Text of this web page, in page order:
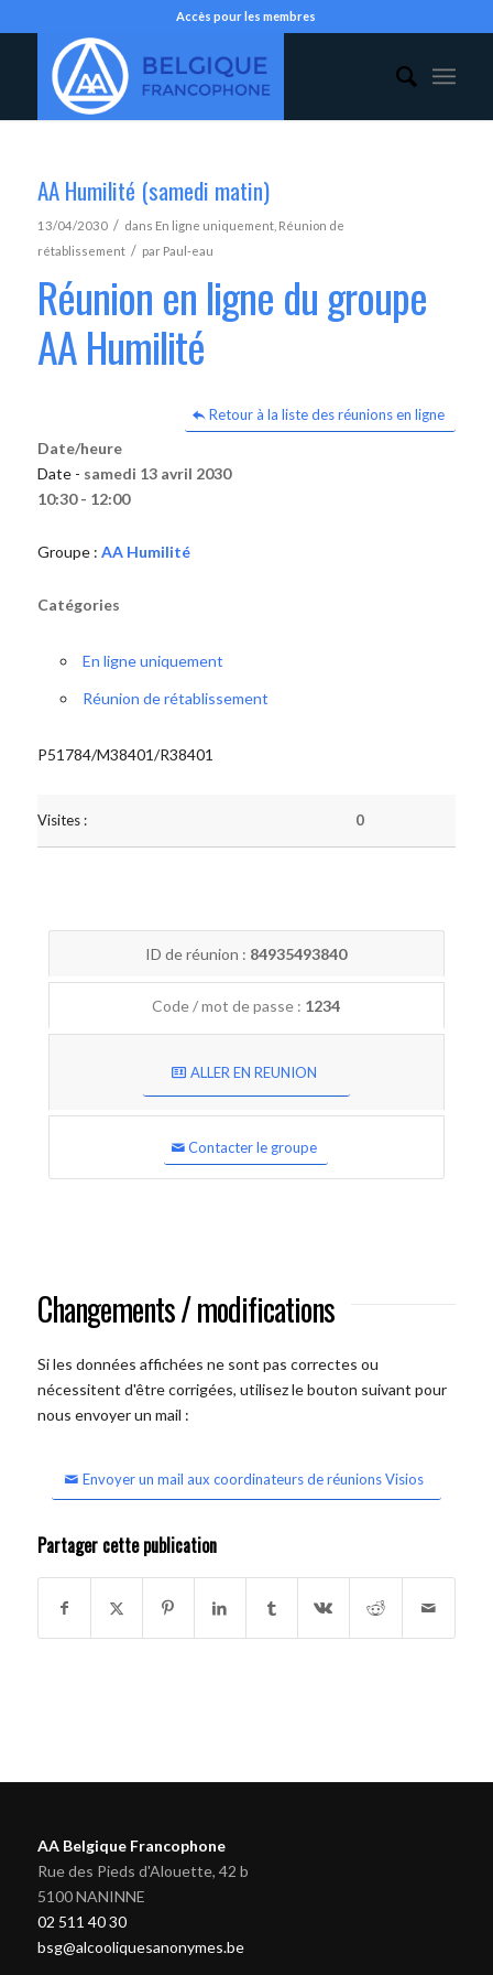
Accès pour les membres
AA Humilité (samedi matin)
13/04/2030 / dans En ligne uniquement, Réunion de
rétablissement / par Paul-eau
Réunion en ligne du groupe
AA Humilité
Retour à la liste des réunions en ligne
Date/heure
Date - samedi 13 avril 2030
10:30 - 12:00
Groupe : AA Humilité
Catégories
En ligne uniquement
Réunion de rétablissement
P51784/M38401/R38401
Visites : 0
ID de réunion : 84935493840
Code / mot de passe : 1234
ALLER EN REUNION
Contacter le groupe
Changements / modifications
Si les données affichées ne sont pas correctes ou
nécessitent d'être corrigées, utilisez le bouton suivant pour
nous envoyer un mail :
Envoyer un mail aux coordinateurs de réunions Visios
Partager cette publication
AA Belgique Francophone
Rue des Pieds d'Alouette, 42 b
5100 NANINNE
02 511 40 30
bsg@alcooliquesanonymes.be